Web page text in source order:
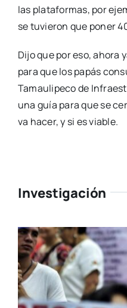
las plataformas, por
se tuvieron que poner
Dijo que por eso, ahora
para que los papás
Tamaulipeco de
una guía para que se
va hacer, y si es viable.
Investigación